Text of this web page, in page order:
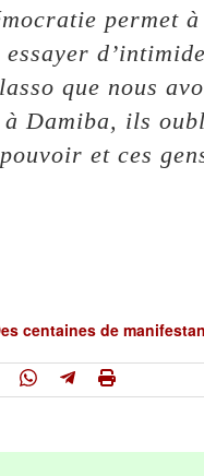
permet
que nous
Damiba, ils
et ces
centaines de